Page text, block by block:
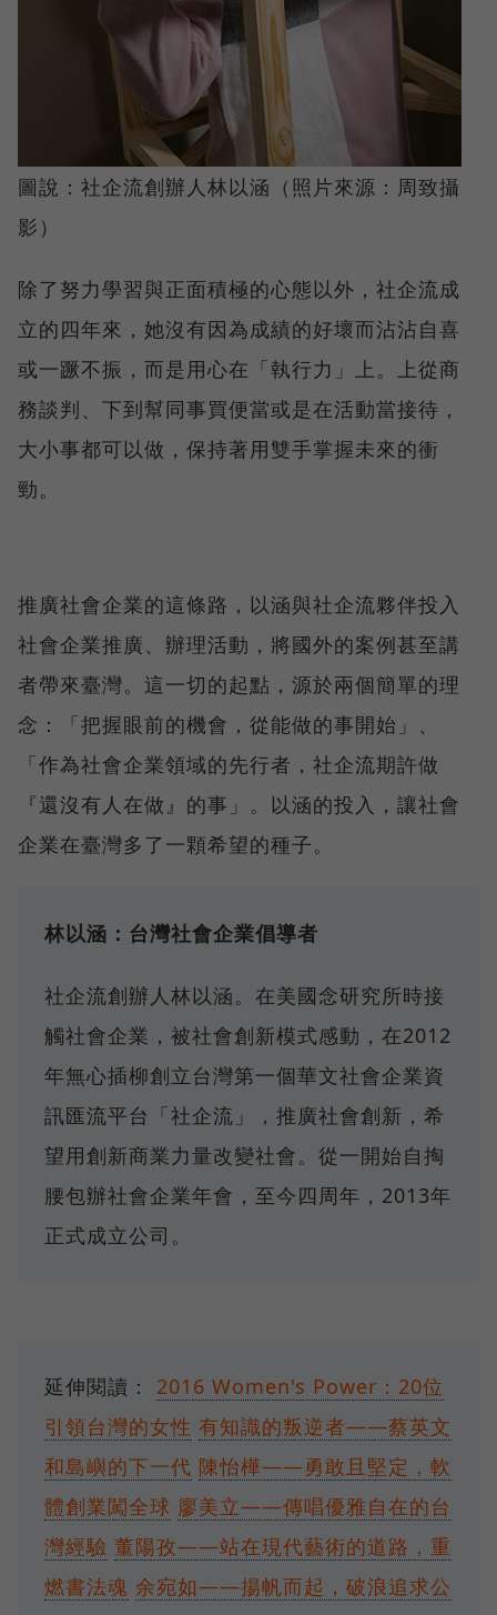
圖說：社企流創辦人林以涵（照片來源：周致攝
影）
除了努力學習與正面積極的心態以外，社企流成
立的四年來，她沒有因為成績的好壞而沾沾自喜
或一蹶不振，而是用心在「執行力」上。上從商
務談判、下到幫同事買便當或是在活動當接待，
大小事都可以做，保持著用雙手掌握未來的衝
勁。
推廣社會企業的這條路，以涵與社企流夥伴投入
社會企業推廣、辦理活動，將國外的案例甚至講
者帶來臺灣。這一切的起點，源於兩個簡單的理
念：「把握眼前的機會，從能做的事開始」、
「作為社會企業領域的先行者，社企流期許做
『還沒有人在做』的事」。以涵的投入，讓社會
企業在臺灣多了一顆希望的種子。
林以涵：台灣社會企業倡導者
社企流創辦人林以涵。在美國念研究所時接
觸社會企業，被社會創新模式感動，在2012
年無心插柳創立台灣第一個華文社會企業資
訊匯流平台「社企流」，推廣社會創新，希
望用創新商業力量改變社會。從一開始自掏
腰包辦社會企業年會，至今四周年，2013年
正式成立公司。
延伸閱讀： 2016 Women's Power：20位
引領台灣的女性 有知識的叛逆者——蔡英文
和島嶼的下一代 陳怡樺——勇敢且堅定，軟
體創業闖全球 廖美立——傳唱優雅自在的台
灣經驗 董陽孜——站在現代藝術的道路，重
燃書法魂 余宛如——揚帆而起，破浪追求公